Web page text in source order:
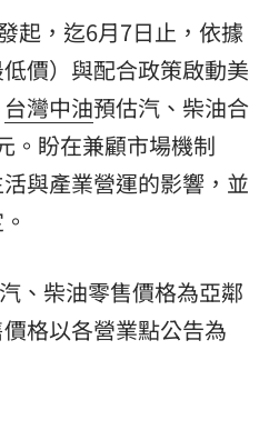
起，迄6月7日止，依據
價）與配合政策啟動美
台灣中油預估汽、柴油合
。盼在兼顧市場機制
與產業營運的影響，並
、柴油零售價格為亞鄰
格以各營業點公告為